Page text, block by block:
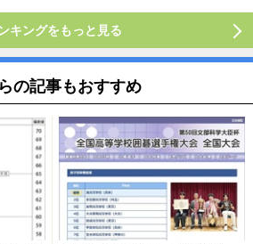
キングをもっと見る
の記事もおすすめ